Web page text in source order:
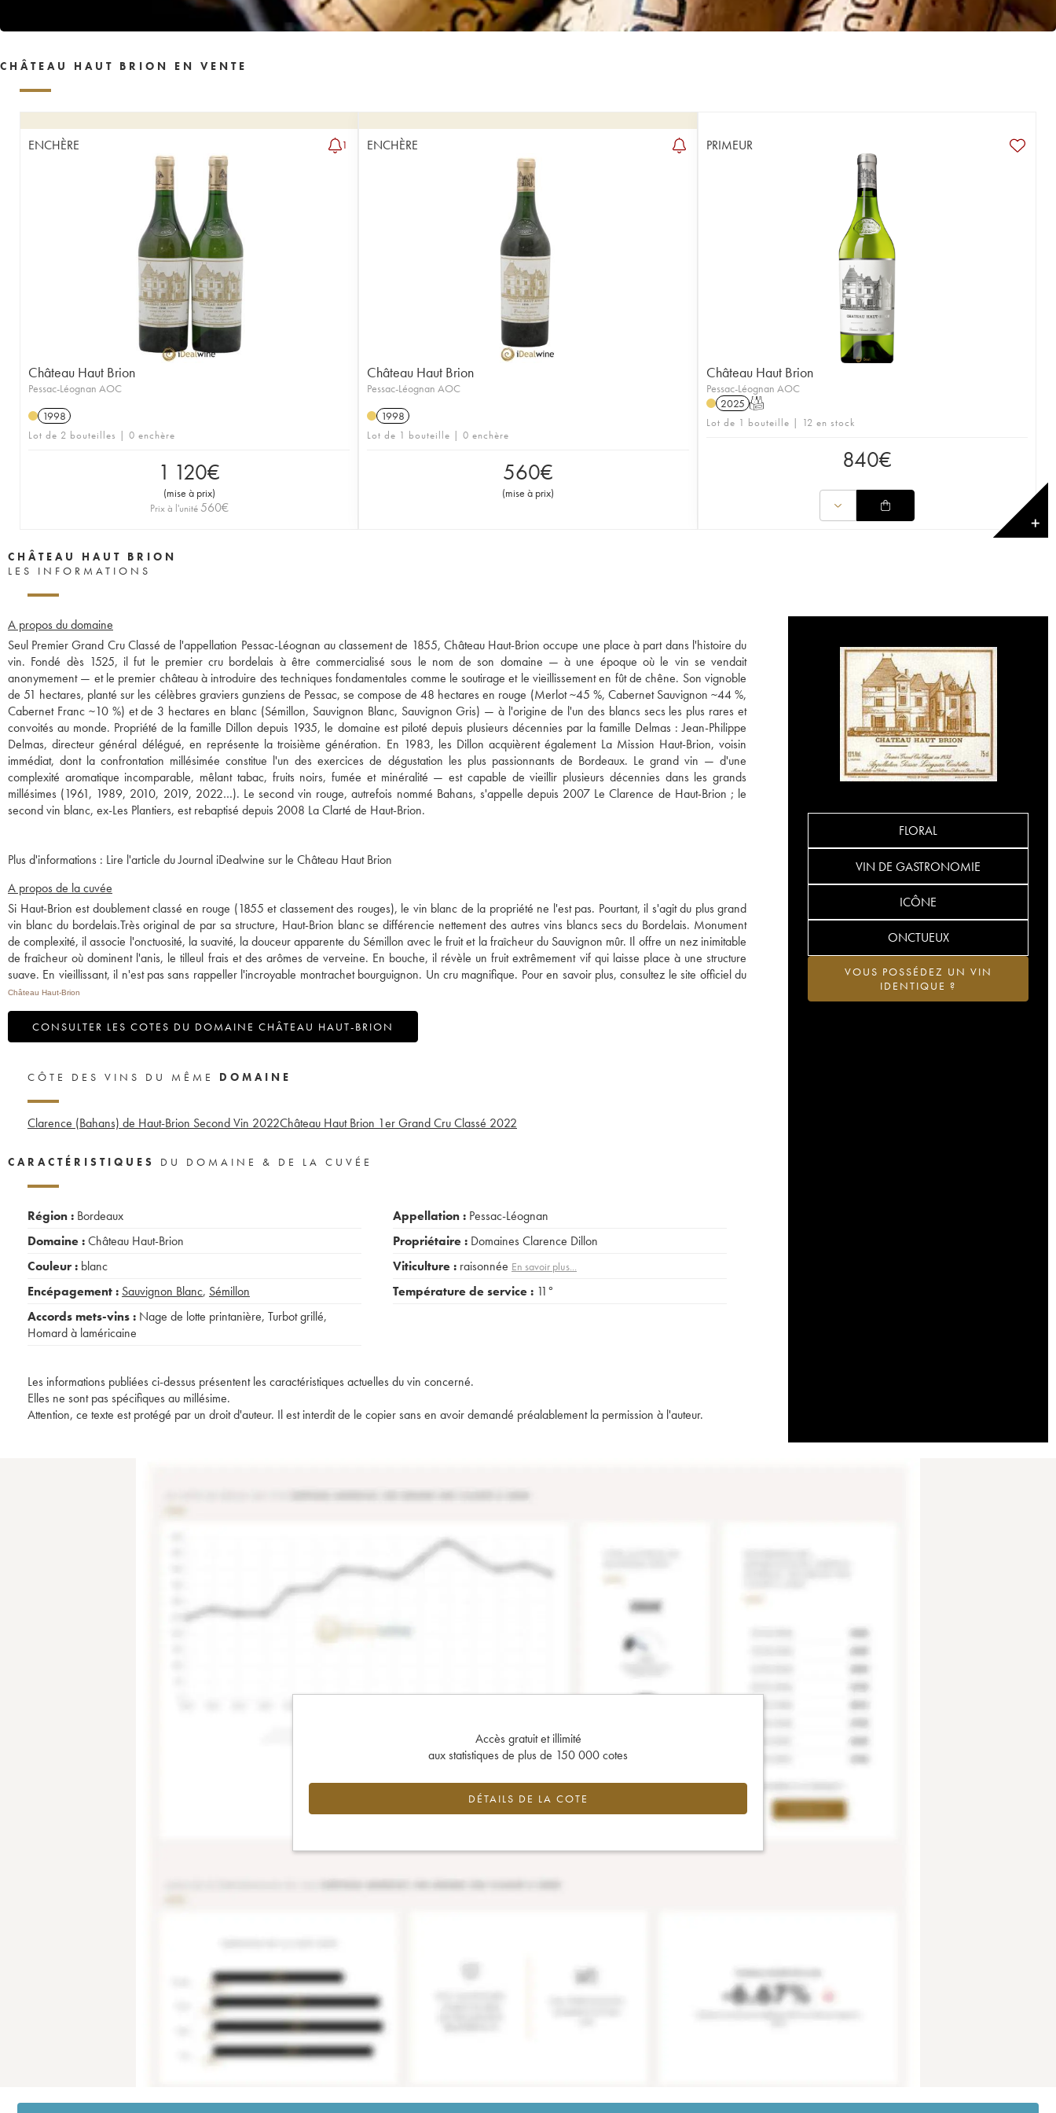
CHÂTEAU HAUT BRION EN VENTE
ENCHÈRE 1
Château Haut Brion
Pessac-Léognan AOC
1998
Lot de 2 bouteilles | 0 enchère
1 120€
(mise à prix)
Prix à l'unité 560€
ENCHÈRE
Château Haut Brion
Pessac-Léognan AOC
1998
Lot de 1 bouteille | 0 enchère
560€
(mise à prix)
PRIMEUR
Château Haut Brion
Pessac-Léognan AOC
2025 T
Lot de 1 bouteille | 12 en stock
840€
✕
CHÂTEAU HAUT BRION
LES INFORMATIONS
A propos du domaine
Seul Premier Grand Cru Classé de l'appellation Pessac-Léognan au classement de 1855, Château Haut-Brion occupe une place à part dans l'histoire du
vin. Fondé dès 1525, il fut le premier cru bordelais à être commercialisé sous le nom de son domaine — à une époque où le vin se vendait
anonymement — et le premier château à introduire des techniques fondamentales comme le soutirage et le vieillissement en fût de chêne. Son vignoble
de 51 hectares, planté sur les célèbres graviers gunziens de Pessac, se compose de 48 hectares en rouge (Merlot ~45 %, Cabernet Sauvignon ~44 %,
Cabernet Franc ~10 %) et de 3 hectares en blanc (Sémillon, Sauvignon Blanc, Sauvignon Gris) — à l'origine de l'un des blancs secs les plus rares et
convoités au monde. Propriété de la famille Dillon depuis 1935, le domaine est piloté depuis plusieurs décennies par la famille Delmas : Jean-Philippe
Delmas, directeur général délégué, en représente la troisième génération. En 1983, les Dillon acquièrent également La Mission Haut-Brion, voisin
immédiat, dont la confrontation millésimée constitue l'un des exercices de dégustation les plus passionnants de Bordeaux. Le grand vin — d'une
complexité aromatique incomparable, mêlant tabac, fruits noirs, fumée et minéralité — est capable de vieillir plusieurs décennies dans les grands
millésimes (1961, 1989, 2010, 2019, 2022…). Le second vin rouge, autrefois nommé Bahans, s'appelle depuis 2007 Le Clarence de Haut-Brion ; le
Plus d'informations : Lire l'article du Journal iDealwine sur le Château Haut Brion
A propos de la cuvée
Si Haut-Brion est doublement classé en rouge (1855 et classement des rouges), le vin blanc de la propriété ne l'est pas. Pourtant, il s'agit du plus grand
vin blanc du bordelais.Très original de par sa structure, Haut-Brion blanc se différencie nettement des autres vins blancs secs du Bordelais. Monument
de complexité, il associe l'onctuosité, la suavité, la douceur apparente du Sémillon avec le fruit et la fraîcheur du Sauvignon mûr. Il offre un nez inimitable
de fraîcheur où dominent l'anis, le tilleul frais et des arômes de verveine. En bouche, il révèle un fruit extrêmement vif qui laisse place à une structure
suave. En vieillissant, il n'est pas sans rappeller l'incroyable montrachet bourguignon. Un cru magnifique. Pour en savoir plus, consultez le site officiel du
Château Haut-Brion
CONSULTER LES COTES DU DOMAINE CHÂTEAU HAUT-BRION
FLORAL
VIN DE GASTRONOMIE
ICÔNE
ONCTUEUX
VOUS POSSÉDEZ UN VIN
IDENTIQUE ?
CÔTE DES VINS DU MÊME DOMAINE
Clarence (Bahans) de Haut-Brion Second Vin 2022Château Haut Brion 1er Grand Cru Classé 2022
CARACTÉRISTIQUES DU DOMAINE & DE LA CUVÉE
Région : Bordeaux
Domaine :Château Haut-Brion
Couleur : blanc
Encépagement : Sauvignon Blanc, Sémillon
Accords mets-vins : Nage de lotte printanière, Turbot grillé,
Homard à laméricaine
Appellation : Pessac-Léognan
Propriétaire : Domaines Clarence Dillon
Viticulture : raisonnée En savoir plus...
Température de service : 11°
Les informations publiées ci-dessus présentent les caractéristiques actuelles du vin concerné.
Elles ne sont pas spécifiques au millésime.
Attention, ce texte est protégé par un droit d'auteur. Il est interdit de le copier sans en avoir demandé préalablement la permission à l'auteur.
Accès gratuit et illimité
aux statistiques de plus de 150 000 cotes
DÉTAILS DE LA COTE